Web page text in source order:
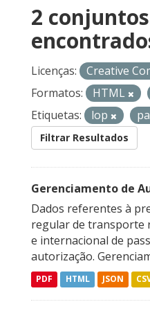
2
Licenças:
Creative
Formatos:
HTML
Etiquetas:
lop
Filtrar Resultados
Gerenciamento de
Dados referentes à
regular de transporte
e internacional de
autorização.
PDF HTML JSON